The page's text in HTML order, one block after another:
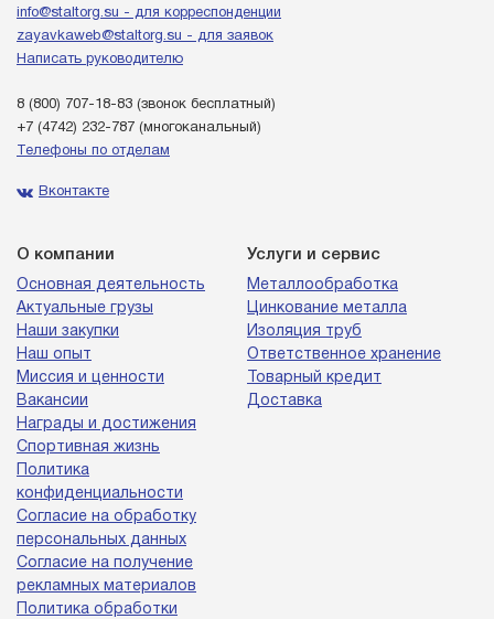
info@staltorg.su - для корреспонденции
zayavkaweb@staltorg.su - для заявок
Написать руководителю
8 (800) 707-18-83 (звонок бесплатный)
+7 (4742) 232-787 (многоканальный)
Телефоны по отделам
Вконтакте
О компании
Основная деятельность
Актуальные грузы
Наши закупки
Наш опыт
Миссия и ценности
Вакансии
Награды и достижения
Спортивная жизнь
Политика
конфиденциальности
Согласие на обработку
персональных данных
Согласие на получение
рекламных материалов
Политика обработки
Услуги и сервис
Металлообработка
Цинкование металла
Изоляция труб
Ответственное хранение
Товарный кредит
Доставка